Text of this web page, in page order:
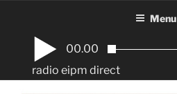
contenu
principal
Menu
00.00
radio eipm direct